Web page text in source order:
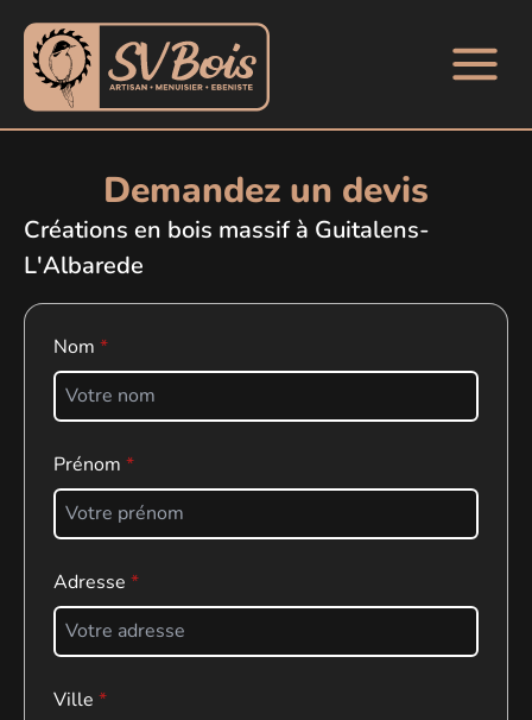
Créations en bois massif à Guitalens-
L'Albarede
Demandez un devis
Nom
Prénom
Adresse
Ville